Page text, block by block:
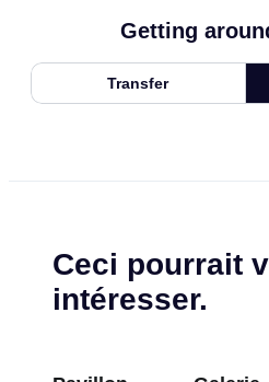
Getting
Transfer
Ceci pourrait
intéresser.